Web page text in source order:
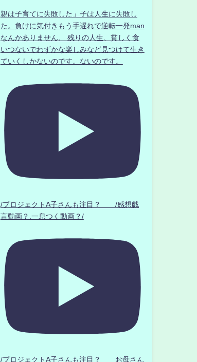
親は子育てに失敗した」子は人生に失敗し
た。負けに気付きもう手遅れで逆転一発man
なんかありません、 残りの人生、貧しく食
いつないでわずかな楽しみなど見つけて生き
ていくしかないのです。ないのです。
/プロジェクトA子さんも注目？ /感想戯
言動画？.一息つく動画？/
/プロジェクトA子さんも注目？ お母さん